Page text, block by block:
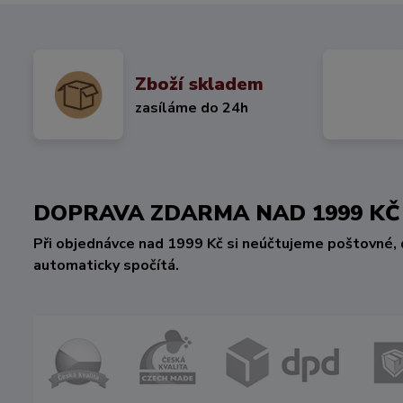
Zboží skladem
zasíláme do 24h
DOPRAVA ZDARMA NAD 1999
Při objednávce nad 1999 Kč si neúčtujeme
automaticky spočítá.